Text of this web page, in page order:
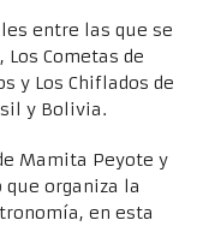
entre las que se
Cometas de
y Los Chiflados de
y Bolivia.
Mamita Peyote y
que organiza la
en esta